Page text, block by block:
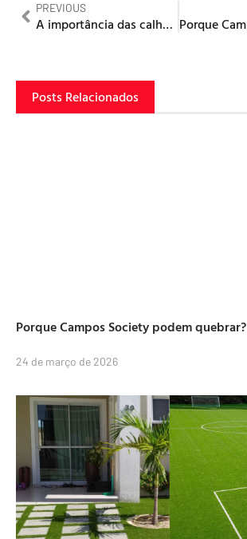
PREVIOUS
A importância das calhas de drenagem em campos de grama sintética
Posts Relacionados
Porque Campos Society podem quebrar?
24 de março de 2026